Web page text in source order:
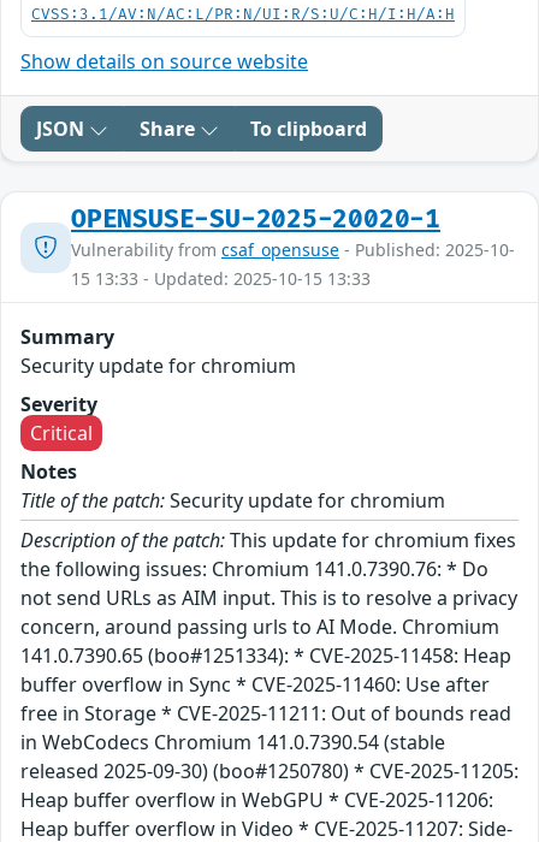
CVSS:3.1/AV:N/AC:L/PR:N/UI:R/S:U/C:H/I:H/A:H
Show details on source website
JSON Share To clipboard
OPENSUSE-SU-2025-20020-1
Vulnerability from csaf_opensuse - Published: 2025-10-
15 13:33 - Updated: 2025-10-15 13:33
Summary
Security update for chromium
Severity
Critical
Notes
Title of the patch:Security update for chromium
Description of the patch:This update for chromium fixes
the following issues: Chromium 141.0.7390.76: * Do
not send URLs as AIM input. This is to resolve a privacy
concern, around passing urls to AI Mode. Chromium
141.0.7390.65 (boo#1251334): * CVE-2025-11458: Heap
buffer overflow in Sync * CVE-2025-11460: Use after
free in Storage * CVE-2025-11211: Out of bounds read
in WebCodecs Chromium 141.0.7390.54 (stable
released 2025-09-30) (boo#1250780) * CVE-2025-11205:
Heap buffer overflow in WebGPU * CVE-2025-11206:
Heap buffer overflow in Video * CVE-2025-11207: Side-